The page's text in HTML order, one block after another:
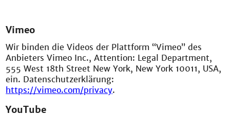
Vimeo
Wir binden die Videos der Plattform “Vimeo” des
Anbieters Vimeo Inc., Attention: Legal Department,
555 West 18th Street New York, New York 10011, USA,
ein. Datenschutzerklärung:
https://vimeo.com/privacy.
YouTube